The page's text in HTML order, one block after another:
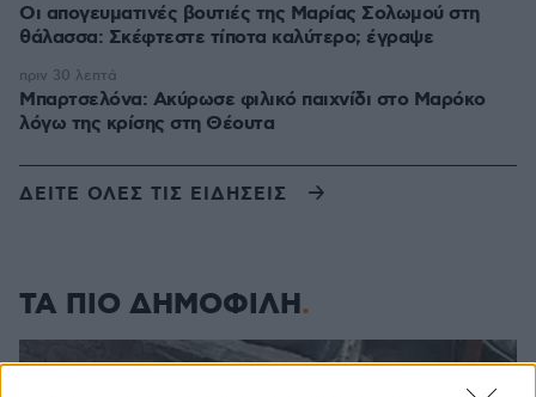
Οι απογευματινές βουτιές της Μαρίας Σολωμού στη
θάλασσα: Σκέφτεστε τίποτα καλύτερο; έγραψε
Μπαρτσελόνα: Ακύρωσε φιλικό παιχνίδι στο Μαρόκο
λόγω της κρίσης στη Θέουτα
πριν 30 λεπτά
ΔΕΙΤΕ ΟΛΕΣ ΤΙΣ ΕΙΔΗΣΕΙΣ
ΤΑ ΠΙΟ ΔΗΜΟΦΙΛΗ